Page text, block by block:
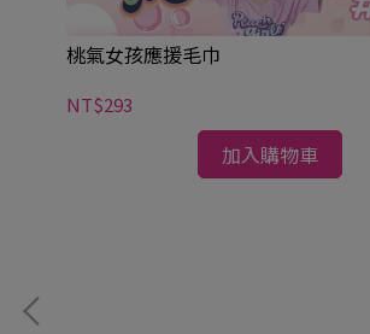
桃氣女孩應援毛巾
NT$293
加入購物車